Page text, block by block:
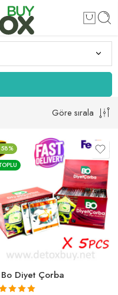
Göre sırala
Diyet Çorba